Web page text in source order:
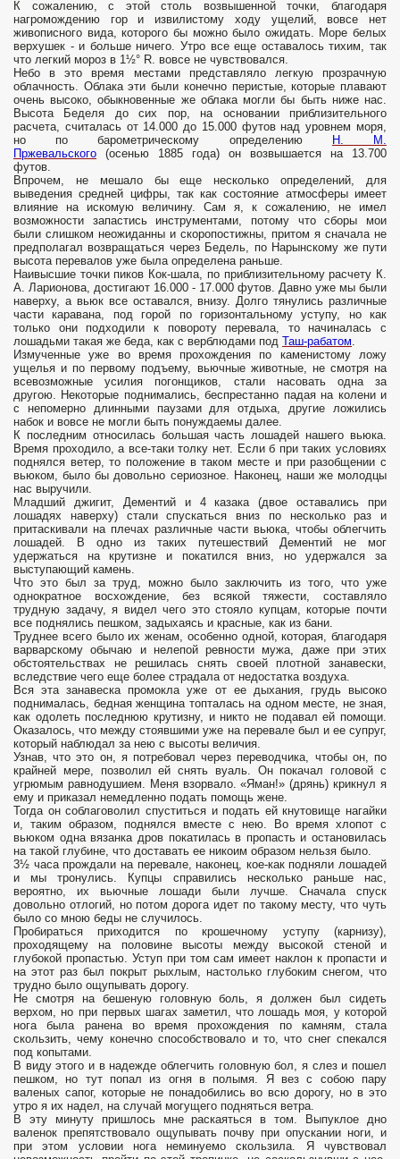
К сожалению, с этой столь возвышенной точки, благодаря
нагромождению гор и извилистому ходу ущелий, вовсе нет
живописного вида, которого бы можно было ожидать. Море белых
верхушек - и больше ничего. Утро все еще оставалось тихим, так
что легкий мороз в 1½° R. вовсе не чувствовался.
Небо в это время местами представляло легкую прозрачную
облачность. Облака эти были конечно перистые, которые плавают
очень высоко, обыкновенные же облака могли бы быть ниже нас.
Высота Беделя до сих пор, на основании приблизительного
расчета, считалась от 14.000 до 15.000 футов над уровнем моря,
но по барометрическому определению
Н. М.
Пржевальского (осенью 1885 года) он возвышается на 13.700
футов.
Впрочем, не мешало бы еще несколько определений, для
выведения средней цифры, так как состояние атмосферы имеет
влияние на искомую величину. Сам я, к сожалению, не имел
возможности запастись инструментами, потому что сборы мои
были слишком неожиданны и скоропостижны, притом я сначала не
предполагал возвращаться через Бедель, по Нарынскому же пути
высота перевалов уже была определена раньше.
Наивысшие точки пиков Кок-шала, по приблизительному расчету К.
А. Ларионова, достигают 16.000 - 17.000 футов. Давно уже мы были
наверху, а вьюк все оставался, внизу. Долго тянулись различные
части каравана, под горой по горизонтальному уступу, но как
только они подходили к повороту перевала, то начиналась с
лошадьми такая же беда, как с верблюдами под Таш-рабатом.
Измученные уже во время прохождения по каменистому ложу
ущелья и по первому подъему, вьючные животные, не смотря на
всевозможные усилия погонщиков, стали насовать одна за
другою. Некоторые поднимались, беспрестанно падая на колени и
с непомерно длинными паузами для отдыха, другие ложились
набок и вовсе не могли быть понуждаемы далее.
К последним относилась большая часть лошадей нашего вьюка.
Время проходило, а все-таки толку нет. Если б при таких условиях
поднялся ветер, то положение в таком месте и при разобщении с
вьюком, было бы довольно сериозное. Наконец, наши же молодцы
нас выручили.
Младший джигит, Дементий и 4 казака (двое оставались при
лошадях наверху) стали спускаться вниз по несколько раз и
притаскивали на плечах различные части вьюка, чтобы облегчить
лошадей. В одно из таких путешествий Дементий не мог
удержаться на крутизне и покатился вниз, но удержался за
выступающий камень.
Что это был за труд, можно было заключить из того, что уже
однократное восхождение, без всякой тяжести, составляло
трудную задачу, я видел чего это стояло купцам, которые почти
все поднялись пешком, задыхаясь и красные, как из бани.
Труднее всего было их женам, особенно одной, которая, благодаря
варварскому обычаю и нелепой ревности мужа, даже при этих
обстоятельствах не решилась снять своей плотной занавески,
вследствие чего еще более страдала от недостатка воздуха.
Вся эта занавеска промокла уже от ее дыхания, грудь высоко
поднималась, бедная женщина топталась на одном месте, не зная,
как одолеть последнюю крутизну, и никто не подавал ей помощи.
Оказалось, что между стоявшими уже на перевале был и ее супруг,
который наблюдал за нею с высоты величия.
Узнав, что это он, я потребовал через переводчика, чтобы он, по
крайней мере, позволил ей снять вуаль. Он покачал головой с
угрюмым равнодушием. Меня взорвало. «Яман!» (дрянь) крикнул я
ему и приказал немедленно подать помощь жене.
Тогда он соблаговолил спуститься и подать ей кнутовище нагайки
и, таким образом, поднялся вместе с нею. Во время хлопот с
вьюком одна вязанка дров покатилась в пропасть и остановилась
на такой глубине, что доставать ее никоим образом нельзя было.
3½ часа прождали на перевале, наконец, кое-как подняли лошадей
и мы тронулись. Купцы справились несколько раньше нас,
вероятно, их вьючные лошади были лучше. Сначала спуск
довольно отлогий, но потом дорога идет по такому месту, что чуть
было со мною беды не случилось.
Пробираться приходится по крошечному уступу (карнизу),
проходящему на половине высоты между высокой стеной и
глубокой пропастью. Уступ при том сам имеет наклон к пропасти и
на этот раз был покрыт рыхлым, настолько глубоким снегом, что
трудно было ощупывать дорогу.
Не смотря на бешеную головную боль, я должен был сидеть
верхом, но при первых шагах заметил, что лошадь моя, у которой
нога была ранена во время прохождения по камням, стала
скользить, чему конечно способствовало и то, что снег спекался
под копытами.
В виду этого и в надежде облегчить головную бол, я слез и пошел
пешком, но тут попал из огня в полымя. Я вез с собою пару
валеных сапог, которые не понадобились во всю дорогу, но в это
утро я их надел, на случай могущего подняться ветра.
В эту минуту пришлось мне раскаяться в том. Выпуклое дно
валенок препятствовало ощупывать почву при опускании ноги, и
при этом условии нога неминуемо скользила. Я чувствовал